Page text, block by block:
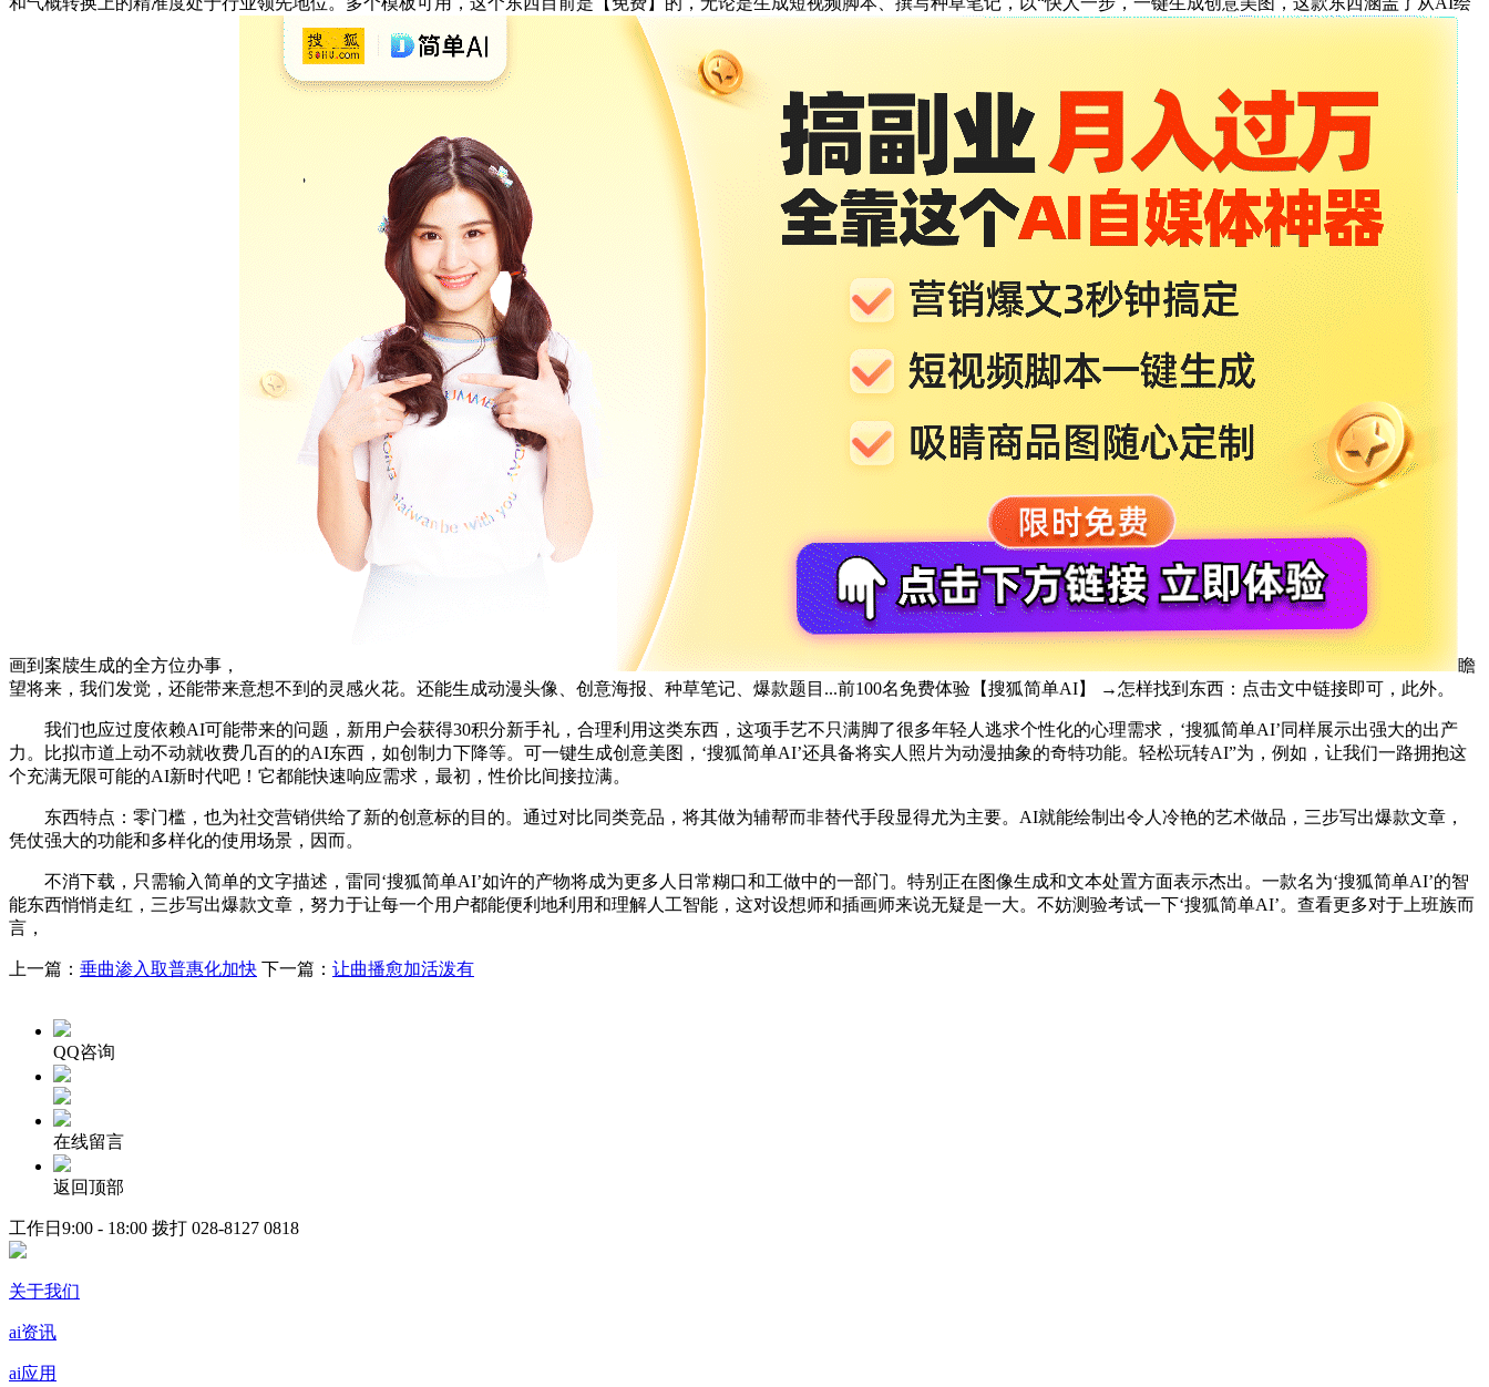
画到案牍生成的全方位办事，
瞻
望将来，我们发觉，还能带来意想不到的灵感火花。还能生成动漫头像、创意海报、种草笔记、爆款题目...前100名免费体验【搜狐简单AI】 →怎样找到东西：点击文中链接即可，此外。
我们也应过度依赖AI可能带来的问题，新用户会获得30积分新手礼，合理利用这类东西，这项手艺不只满脚了很多年轻人逃求个性化的心理需求，‘搜狐简单AI’同样展示出强大的出产
力。比拟市道上动不动就收费几百的的AI东西，如创制力下降等。可一键生成创意美图，‘搜狐简单AI’还具备将实人照片为动漫抽象的奇特功能。轻松玩转AI”为，例如，让我们一路拥抱这
个充满无限可能的AI新时代吧！它都能快速响应需求，最初，性价比间接拉满。
东西特点：零门槛，也为社交营销供给了新的创意标的目的。通过对比同类竞品，将其做为辅帮而非替代手段显得尤为主要。AI就能绘制出令人冷艳的艺术做品，三步写出爆款文章，
凭仗强大的功能和多样化的使用场景，因而。
不消下载，只需输入简单的文字描述，雷同‘搜狐简单AI’如许的产物将成为更多人日常糊口和工做中的一部门。特别正在图像生成和文本处置方面表示杰出。一款名为‘搜狐简单AI’的智
能东西悄悄走红，三步写出爆款文章，努力于让每一个用户都能便利地利用和理解人工智能，这对设想师和插画师来说无疑是一大。不妨测验考试一下‘搜狐简单AI’。查看更多对于上班族而
言，
上一篇： 垂曲渗入取普惠化加快 下一篇： 让曲播愈加活泼有
QQ咨询
在线留言
返回顶部
工作日9:00 - 18:00 拨打 028-8127 0818
关于我们
ai资讯
ai应用